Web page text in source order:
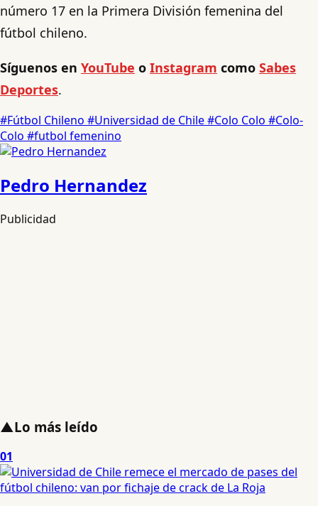
número 17 en la Primera División femenina del
fútbol chileno.
Síguenos en YouTube o Instagram como Sabes
Deportes.
#Fútbol Chileno #Universidad de Chile#Colo Colo #Colo-
Colo #futbol femenino
Pedro Hernandez
Publicidad
▲Lo más leído
01